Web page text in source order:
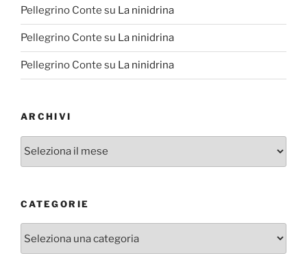
Pellegrino Conte su La ninidrina
Pellegrino Conte su La ninidrina
Pellegrino Conte su La ninidrina
ARCHIVI
Archivi
CATEGORIE